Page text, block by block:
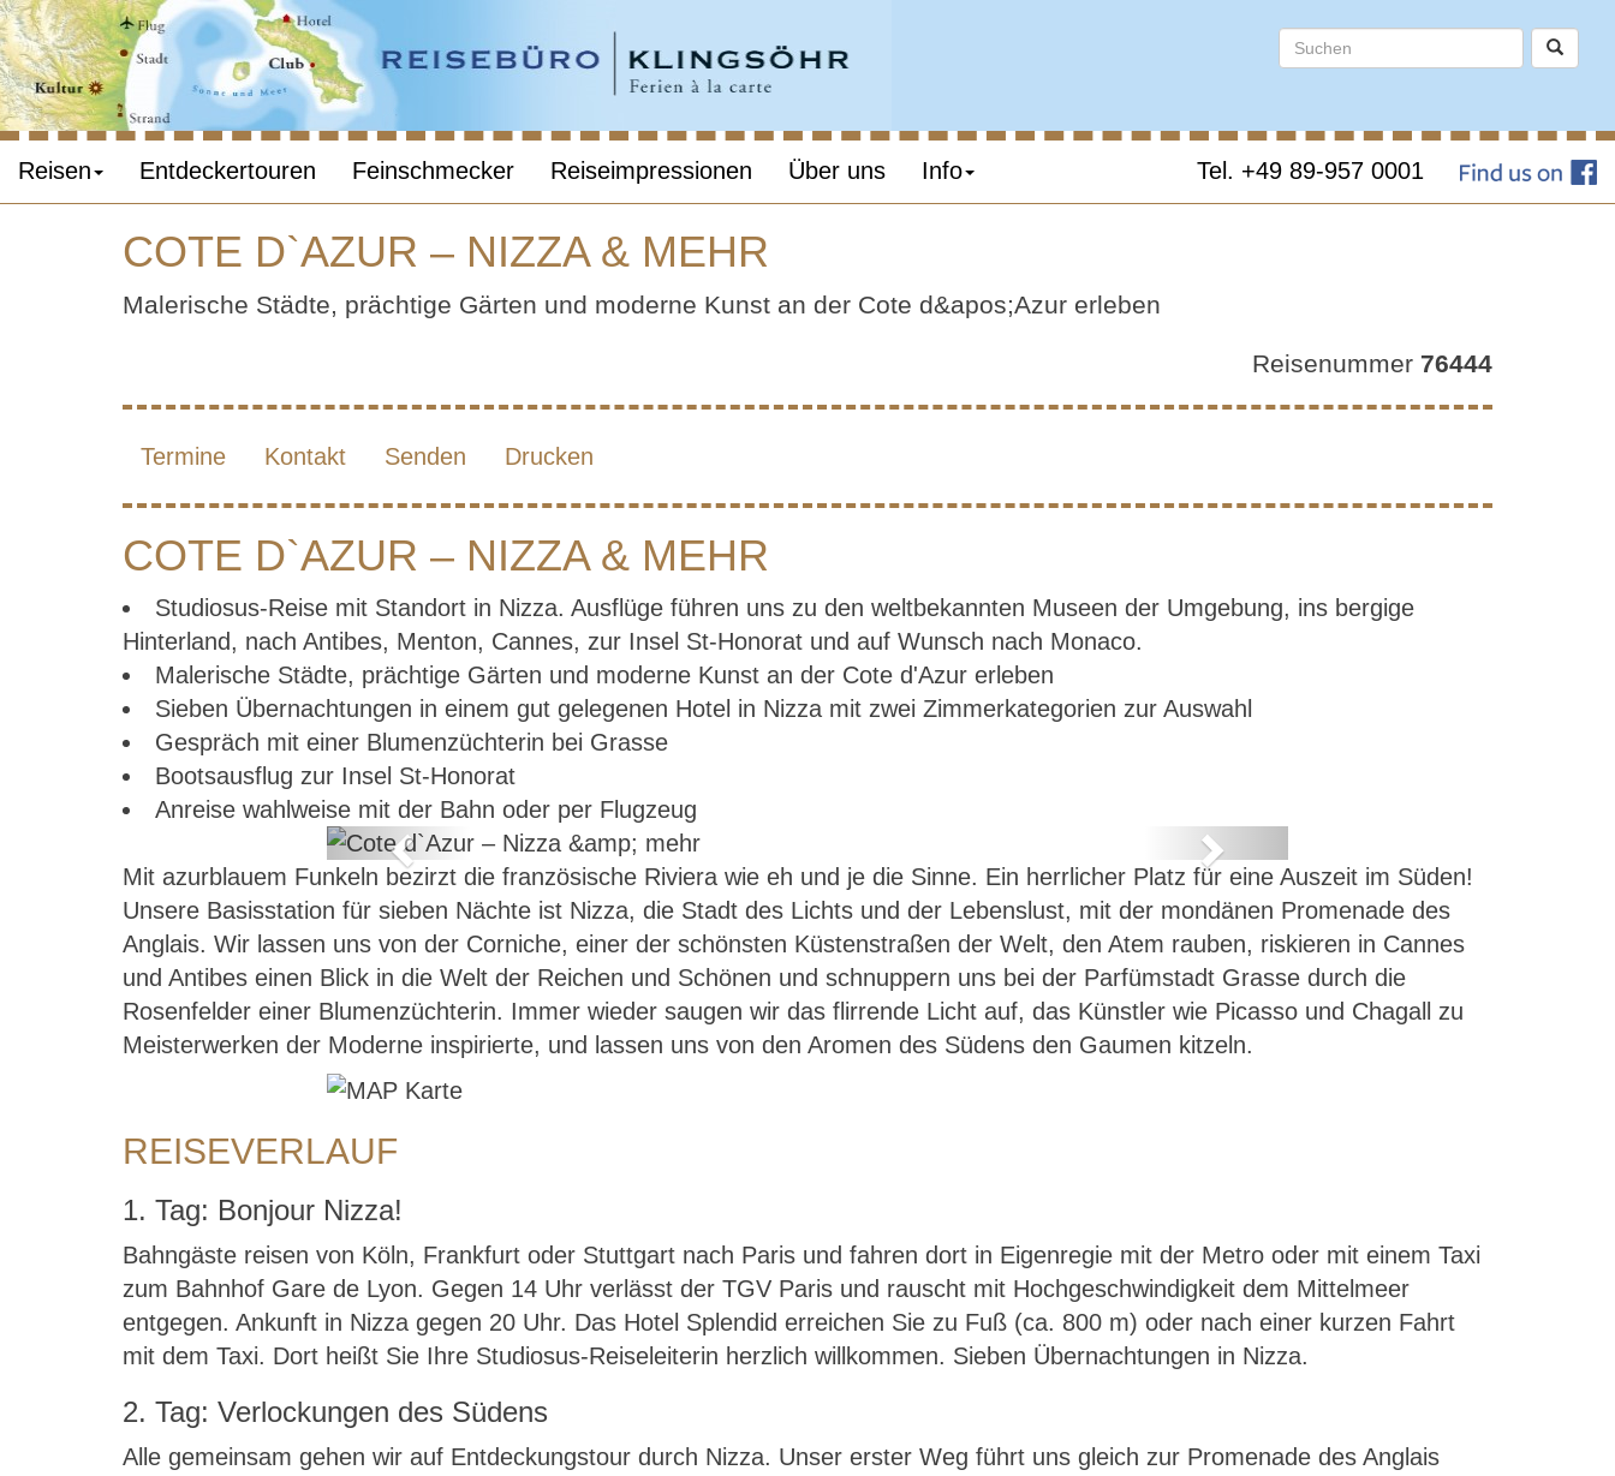
Reisen Entdeckertouren Feinschmecker Reiseimpressionen Über uns Info Tel. +49 89-957 0001
COTE D`AZUR – NIZZA &
MEHR
COTE D`AZUR – NIZZA & MEHR
Malerische Städte, prächtige Gärten und moderne Kunst an der Cote d&apos;Azur erleben
Reisenummer 76444
Termine Kontakt Senden Drucken
COTE D`AZUR – NIZZA & MEHR
Studiosus-Reise mit Standort in Nizza. Ausflüge führen uns zu den weltbekannten Museen der Umgebung, ins bergige
Hinterland, nach Antibes, Menton, Cannes, zur Insel St-Honorat und auf Wunsch nach Monaco.
Malerische Städte, prächtige Gärten und moderne Kunst an der Cote d'Azur erleben
Sieben Übernachtungen in einem gut gelegenen Hotel in Nizza mit zwei Zimmerkategorien zur Auswahl
Gespräch mit einer Blumenzüchterin bei Grasse
Bootsausflug zur Insel St-Honorat
Anreise wahlweise mit der Bahn oder per Flugzeug
Cote d`Azur – Nizza & mehr
Previous
Next
Mit azurblauem Funkeln bezirzt die französische Riviera wie eh und je die Sinne. Ein herrlicher Platz für eine Auszeit im Süden!
Unsere Basisstation für sieben Nächte ist Nizza, die Stadt des Lichts und der Lebenslust, mit der mondänen Promenade des
Anglais. Wir lassen uns von der Corniche, einer der schönsten Küstenstraßen der Welt, den Atem rauben, riskieren in Cannes
und Antibes einen Blick in die Welt der Reichen und Schönen und schnuppern uns bei der Parfümstadt Grasse durch die
Rosenfelder einer Blumenzüchterin. Immer wieder saugen wir das flirrende Licht auf, das Künstler wie Picasso und Chagall zu
Meisterwerken der Moderne inspirierte, und lassen uns von den Aromen des Südens den Gaumen kitzeln.
REISEVERLAUF
1. Tag: Bonjour Nizza!
Bahngäste reisen von Köln, Frankfurt oder Stuttgart nach Paris und fahren dort in Eigenregie mit der Metro oder mit einem Taxi
zum Bahnhof Gare de Lyon. Gegen 14 Uhr verlässt der TGV Paris und rauscht mit Hochgeschwindigkeit dem Mittelmeer
entgegen. Ankunft in Nizza gegen 20 Uhr. Das Hotel Splendid erreichen Sie zu Fuß (ca. 800 m) oder nach einer kurzen Fahrt
mit dem Taxi. Dort heißt Sie Ihre Studiosus-Reiseleiterin herzlich willkommen. Sieben Übernachtungen in Nizza.
2. Tag: Verlockungen des Südens
Alle gemeinsam gehen wir auf Entdeckungstour durch Nizza. Unser erster Weg führt uns gleich zur Promenade des Anglais